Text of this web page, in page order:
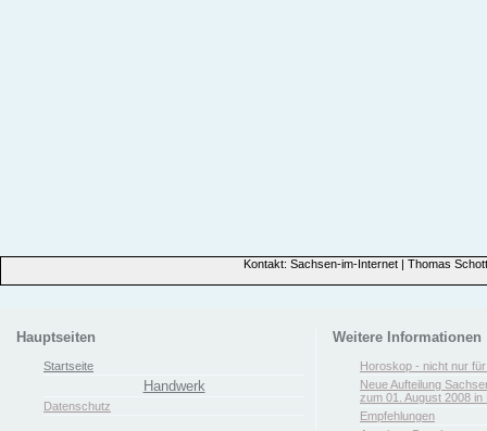
Kontakt: Sachsen-im-Internet | Thomas
Hauptseiten
Startseite
Handwerk
Datenschutz
Weitere Informationen
Horoskop - nicht nur
Neue Aufteilung
zum 01. August 2008 in
Empfehlungen